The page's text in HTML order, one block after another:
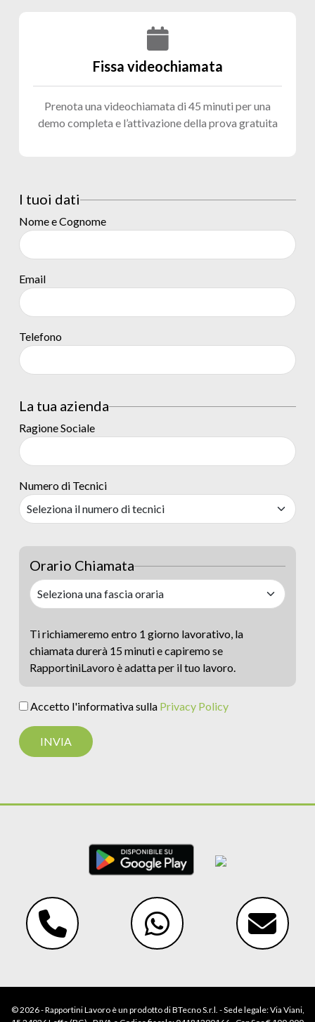
Fissa videochiamata
Prenota una videochiamata di 45 minuti per una
demo completa e l’attivazione della prova gratuita
I tuoi dati
Nome e Cognome
Email
Telefono
La tua azienda
Ragione Sociale
Numero di Tecnici
Orario Chiamata
Ti richiameremo entro 1 giorno lavorativo, la
chiamata durerà 15 minuti e capiremo se
RapportiniLavoro è adatta per il tuo lavoro.
Accetto l'informativa sulla Privacy Policy
© 2026 - Rapportini Lavoro è un prodotto di BTecno S.r.l. - Sede legale: Via Viani,